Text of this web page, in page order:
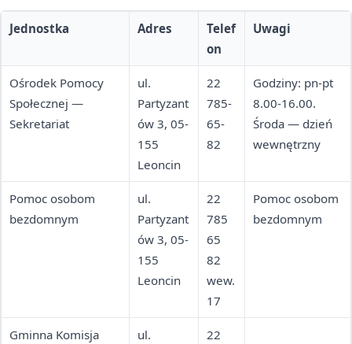
Jednostka Adres
Telef
on
Uwagi
Ośrodek Pomocy
Społecznej —
Sekretariat
ul.
Partyzant
ów 3, 05-
155
Leoncin
22
785-
65-
82
Godziny: pn-pt
8.00-16.00.
Środa — dzień
wewnętrzny
Pomoc osobom
bezdomnym
ul.
Partyzant
ów 3, 05-
155
Leoncin
22
785
65
82
wew.
17
Pomoc osobom
bezdomnym
Gminna Komisja
ul.
22